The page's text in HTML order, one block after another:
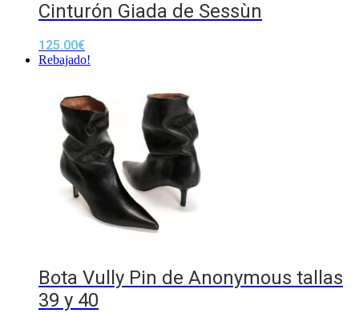
Cinturón Giada de Sessùn
125.00€
Rebajado!
Bota Vully Pin de Anonymous tallas
39 y 40